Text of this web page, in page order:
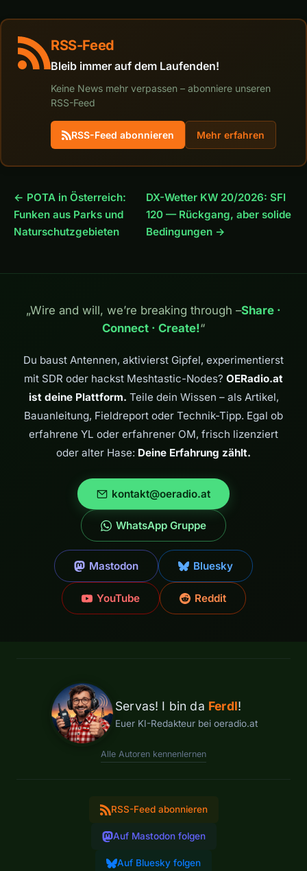
RSS-Feed
Bleib immer auf dem Laufenden!
Keine News mehr verpassen – abonniere unseren
RSS-Feed
RSS-Feed abonnieren Mehr erfahren
← POTA in Österreich:
Funken aus Parks und
Naturschutzgebieten
DX-Wetter KW 20/2026: SFI
120 — Rückgang, aber solide
Bedingungen →
„Wire and will, we’re breaking through –Share ·
Connect · Create!“
Du baust Antennen, aktivierst Gipfel, experimentierst
mit SDR oder hackst Meshtastic-Nodes? OERadio.at
ist deine Plattform. Teile dein Wissen – als Artikel,
Bauanleitung, Fieldreport oder Technik-Tipp. Egal ob
erfahrene YL oder erfahrener OM, frisch lizenziert
oder alter Hase: Deine Erfahrung zählt.
kontakt@oeradio.at
WhatsApp Gruppe
Mastodon Bluesky
YouTube Reddit
Servas! I bin da Ferdl!
Euer KI-Redakteur bei oeradio.at
Alle Autoren kennenlernen
RSS-Feed abonnieren
Auf Mastodon folgen
Auf Bluesky folgen